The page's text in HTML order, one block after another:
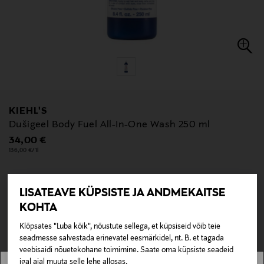
LISATEAVE KÜPSISTE JA ANDMEKAITSE
KOHTA
Klõpsates "Luba kõik", nõustute sellega, et küpsiseid võib teie
seadmesse salvestada erinevatel eesmärkidel, nt. B. et tagada
veebisaidi nõuetekohane toimimine. Saate oma küpsiste seadeid
igal ajal muuta selle lehe allosas.
KIEHL'S
Dušigeel Body Fuel All-In-One Wash 250 ml
Original Price
34,00 €
136,00 €/1l
null
null